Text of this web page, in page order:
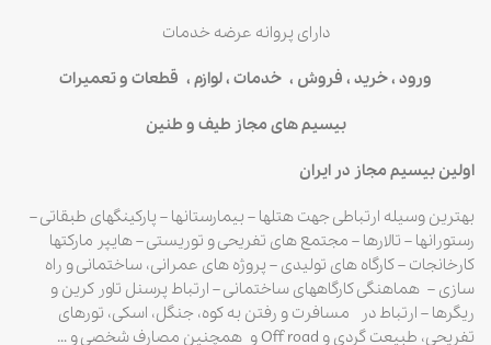
دارای پروانه عرضه خدمات
ورود ، خرید ، فروش ، خدمات ، لوازم ، قطعات و تعمیرات
بیسیم های مجاز طیف و طنین
اولین بیسیم مجاز در ایران
بهترین وسیله ارتباطی جهت هتلها – بیمارستانها – پارکینگهای طبقاتی –
رستورانها – تالارها – مجتمع های تفریحی و توریستی – هایپر مارکتها
کارخانجات – کارگاه های تولیدی – پروژه های عمرانی، ساختمانی و راه
سازی – هماهنگی کارگاههای ساختمانی – ارتباط پرسنل تاور کرین و
ریگرها – ارتباط در مسافرت و رفتن به کوه، جنگل، اسکی، تورهای
تفریحی، طبیعت گردی و Off road و همچنین مصارف شخصی و …